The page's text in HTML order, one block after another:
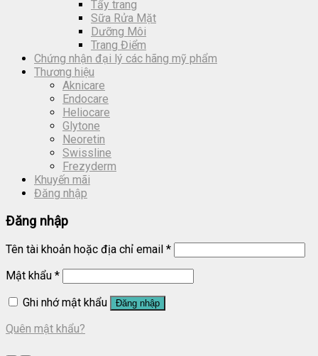
Tẩy trang
Sữa Rửa Mặt
Dưỡng Môi
Trang Điểm
Chứng nhận đại lý các hãng mỹ phẩm
Thương hiệu
Aknicare
Endocare
Heliocare
Glytone
Neoretin
Swissline
Frezyderm
Khuyến mãi
Đăng nhập
Đăng nhập
Tên tài khoản hoặc địa chỉ email *
Mật khẩu *
Ghi nhớ mật khẩu
Đăng nhập
Quên mật khẩu?